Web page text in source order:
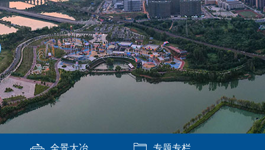
全景大冶 专题专栏